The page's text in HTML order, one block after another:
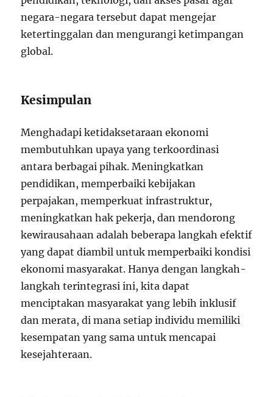
negara-negara tersebut dapat mengejar
ketertinggalan dan mengurangi ketimpangan
global.
Kesimpulan
Menghadapi ketidaksetaraan ekonomi
membutuhkan upaya yang terkoordinasi
antara berbagai pihak. Meningkatkan
pendidikan, memperbaiki kebijakan
perpajakan, memperkuat infrastruktur,
meningkatkan hak pekerja, dan mendorong
kewirausahaan adalah beberapa langkah efektif
yang dapat diambil untuk memperbaiki kondisi
ekonomi masyarakat. Hanya dengan langkah-
langkah terintegrasi ini, kita dapat
menciptakan masyarakat yang lebih inklusif
dan merata, di mana setiap individu memiliki
kesempatan yang sama untuk mencapai
kesejahteraan.